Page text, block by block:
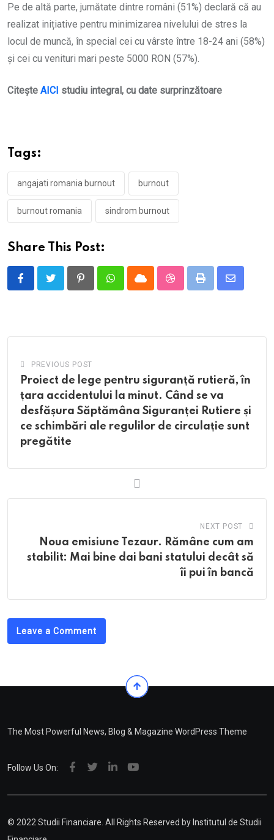
Pe de altă parte, jumătate dintre români (51%) declară că au
realizat inițiative pentru minimizarea nivelului de stres la
locul de muncă, în special cei cu vârste între 18-24 ani (58%)
și cei cu venituri mari peste 5000 RON (57%).
Citește AICI studiu integral, cu date surprinzătoare
Tags:
angajati romania burnout burnout
burnout romania sindrom burnout
Share This Post:
PinterestWhatsappCloud StumbleUpon
Print
Share
PREVIOUS POST
Proiect de lege pentru siguranță rutieră, în
țara accidentului la minut. Când se va
desfășura Săptămâna Siguranței Rutiere și
ce schimbări ale regulilor de circulație sunt
pregătite
NEXT POST
Noua emisiune Tezaur. Rămâne cum am
stabilit: Mai bine dai bani statului decât să
îi pui în bancă
Leave a Comment
The Most Powerful News, Blog & Magazine WordPress Theme
Follow Us On:
© 2022 Studii Financiare. All Rights Reserved by Institutul de Studii